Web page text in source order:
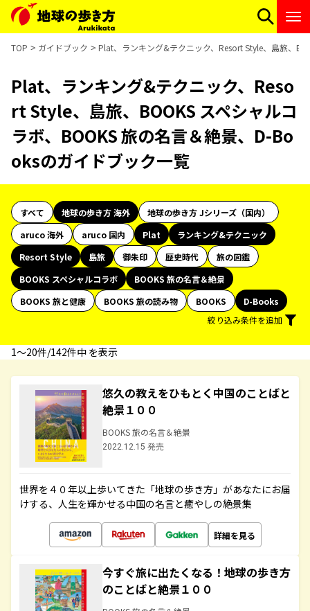
TOP ガイドブック Plat、ランキング&テクニック、Resort Style、島旅、
Plat、ランキング&テクニック、Reso
rt Style、島旅、BOOKS スペシャルコ
ラボ、BOOKS 旅の名言＆絶景、D-Bo
oksのガイドブック一覧
すべて 地球の歩き方 海外
地球の歩き方 Jシリーズ（国内）
aruco 海外
aruco 国内 Plat
ランキング&テクニック
Resort Style
島旅 御朱印 歴史時代
旅の図鑑
BOOKS スペシャルコラボ
BOOKS 旅の名言＆絶景
BOOKS 旅と健康
BOOKS 旅の読み物 BOOKS
D-Books
絞り込み条件を追加
1〜20件/142件中 を表示
悠久の教えをひもとく中国のことばと
絶景１００
BOOKS 旅の名言＆絶景
2022.12.15 発売
世界を４０年以上歩いてきた「地球の歩き方」があなたにお届
けする、人生を輝かせる中国の名言と癒やしの絶景集
詳細を見る
今すぐ旅に出たくなる！地球の歩き方
のことばと絶景１００